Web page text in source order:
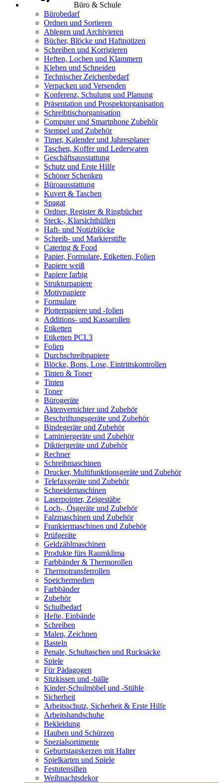
Büro & Schule
Bürobedarf
Ordnen und Sortieren
Ablegen und Archivieren
Bücher, Blöcke und Haftnotizen
Schreiben und Korrigieren
Heften, Lochen und Klammern
Kleben und Schneiden
Technischer Zeichenbedarf
Verpacken und Versenden
Konferenz, Schulung und Planung
Präsentation und Prospektorganisation
Schreibtischorganisation
Computer und Smartphone Zubehör
Stempel und Zubehör
Timer, Kalender und Jahresplaner
Taschen, Koffer und Lederwaren
Geschäftsausstattung
Schutz und Erste Hilfe
Schöner Schenken
Büroausstattung
Kuvert & Taschen
Spagat
Ordner, Register & Ringbücher
Steck-, Klarsichthüllen
Haft- und Notizblöcke
Schreib- und Markierstifte
Catering & Food
Papier, Formulare, Etiketten, Folien
Papiere weiß
Papiere farbig
Strukturpapiere
Motivpapiere
Formulare
Plotterpapiere und -folien
Additions- und Kassarollen
Etiketten
Etiketten PCL3
Folien
Durchschreibpapiere
Blöcke, Bons, Lose, Eintrittskontrollen
Tinten & Toner
Tinten
Toner
Bürogeräte
Aktenvernichter und Zubehör
Beschriftungsgeräte und Zubehör
Bindegeräte und Zubehör
Laminiergeräte und Zubehör
Diktiergeräte und Zubehör
Rechner
Schreibmaschinen
Drucker, Multifunktionsgeräte und Zubehör
Telefaxgeräte und Zubehör
Schneidemaschinen
Laserpointer, Zeigestäbe
Loch-, Ösgeräte und Zubehör
Falzmaschinen und Zubehör
Frankiermaschinen und Zubehör
Prüfgeräte
Geldzählmaschinen
Produkte fürs Raumklima
Farbbänder & Thermorollen
Thermotransferrollen
Speichermedien
Farbbänder
Zubehör
Schulbedarf
Hefte, Einbände
Schreiben
Malen, Zeichnen
Basteln
Penale, Schultaschen und Rucksäcke
Spiele
Für Pädagogen
Sitzkissen und -bälle
Kinder-Schulmöbel und -Stühle
Sicherheit
Arbeitsschutz, Sicherheit & Erste Hilfe
Arbeitshandschuhe
Bekleidung
Hauben und Schürzen
Spezialsortimente
Geburtstagskerzen mit Halter
Spielkarten und Spiele
Festutensilien
Weihnachtsdekor